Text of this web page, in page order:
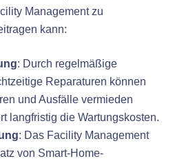
Management zu
kann:
: Durch regelmäßige
Reparaturen können
und Ausfälle vermieden
langfristig die Wartungskosten.
: Das Facility Management
von Smart-Home-